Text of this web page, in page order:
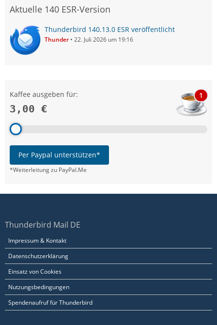
Aktuelle 140 ESR-Version
Thunderbird 140.13.0 ESR veröffentlicht
Thunder 22. Juli 2026 um 19:16
Kaffee ausgeben für:
3,00 €
1
Per Paypal unterstützen*
*Weiterleitung zu PayPal.Me
Thunderbird Mail DE
Impressum & Kontakt
Datenschutzerklärung
Einsatz von Cookies
Nutzungsbedingungen
Spendenaufruf für Thunderbird